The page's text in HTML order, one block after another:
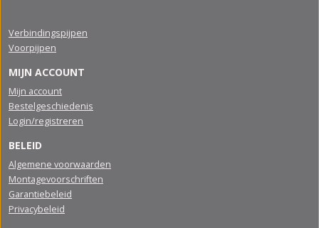
Verbindingspijpen
Voorpijpen
MIJN ACCOUNT
Mijn account
Bestelgeschiedenis
Login/registreren
BELEID
Algemene voorwaarden
Montagevoorschriften
Garantiebeleid
Privacybeleid